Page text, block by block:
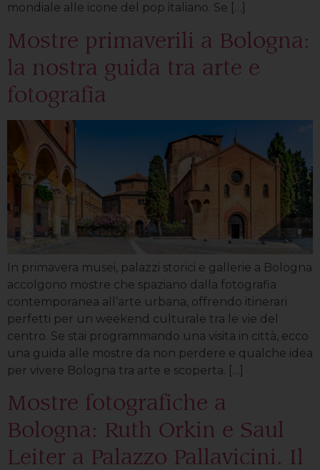
mondiale alle icone del pop italiano. Se […]
Mostre primaverili a Bologna:
la nostra guida tra arte e
fotografia
In primavera musei, palazzi storici e gallerie a Bologna
accolgono mostre che spaziano dalla fotografia
contemporanea all’arte urbana, offrendo itinerari
perfetti per un weekend culturale tra le vie del
centro. Se stai programmando una visita in città, ecco
una guida alle mostre da non perdere e qualche idea
per vivere Bologna tra arte e scoperta. […]
Mostre fotografiche a
Bologna: Ruth Orkin e Saul
Leiter a Palazzo Pallavicini. Il